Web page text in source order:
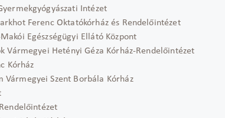
Intézet
Ferenc Oktatókórház és Rendelőintézet
Egészségügyi Ellátó Központ
Vármegyei Hetényi Géza Kórház-Rendelőintézet
Kórház
Vármegyei Szent Borbála Kórház